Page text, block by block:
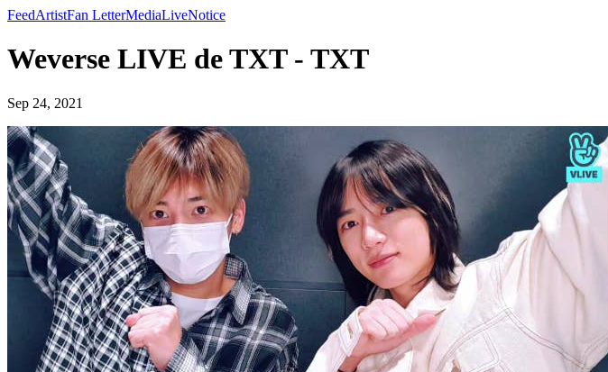
FeedArtistFan LetterMediaLiveNotice
Weverse LIVE de TXT - TXT
Sep 24, 2021